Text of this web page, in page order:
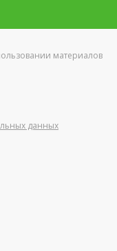
материалов
данных